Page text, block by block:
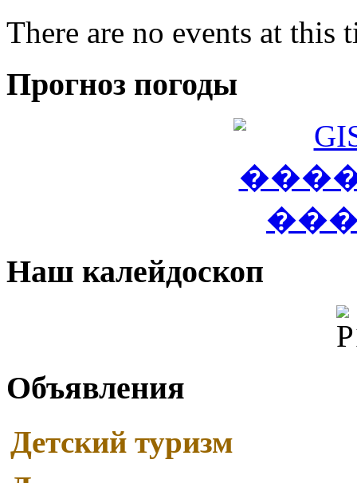
There are no events at this
Прогноз погоды
Наш калейдоскоп
Объявления
Детский туризм